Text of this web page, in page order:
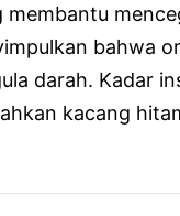
bahwa
darah. Kadar
kacang